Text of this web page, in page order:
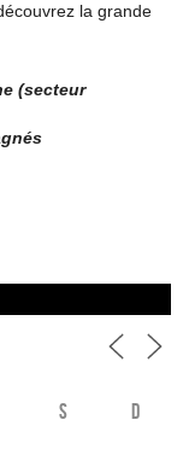
la grande
(secteur
S D